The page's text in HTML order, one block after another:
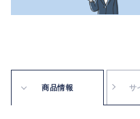
商品情報 サ